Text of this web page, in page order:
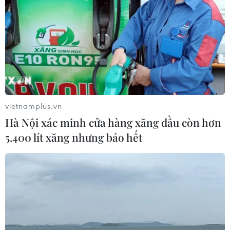
Tùng Dương thắng lớn ở 3
hạng mục Giải thưởng Âm nhạc Cống hiến
07/01/2021 09:50
từ năm 2004 đến nay.
vietnamplus.vn
Hà Nội xác minh cửa hàng xăng dầu còn hơn
5.400 lít xăng nhưng báo hết